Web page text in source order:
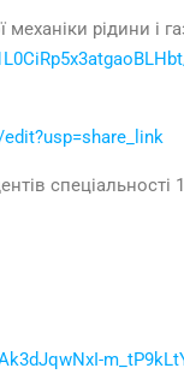
рідини і
спеціальності